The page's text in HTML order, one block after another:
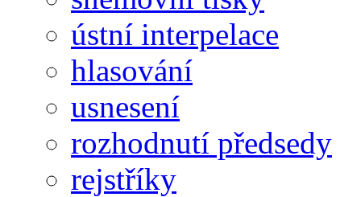
ústní interpelace
hlasování
usnesení
rozhodnutí předsedy
rejstříky